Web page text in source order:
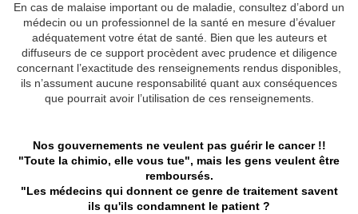
En cas de malaise important ou de maladie, consultez d’abord un
médecin ou un professionnel de la santé en mesure d’évaluer
adéquatement votre état de santé. Bien que les auteurs et
diffuseurs de ce support procèdent avec prudence et diligence
concernant l’exactitude des renseignements rendus disponibles,
ils n’assument aucune responsabilité quant aux conséquences
que pourrait avoir l’utilisation de ces renseignements.
Nos gouvernements ne veulent pas guérir le cancer !!
"Toute la chimio, elle vous tue", mais les gens veulent être
remboursés.
"Les médecins qui donnent ce genre de traitement savent
ils qu'ils condamnent le patient ?